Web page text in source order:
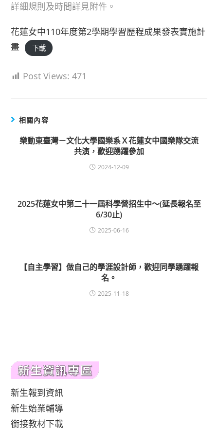
詳細規則及時間詳見附件。
花蓮女中110年度第2學期學習歷程成果發表實施計
畫
下載
Post Views: 471
相關內容
樂動東臺灣－文化大學國樂系Ｘ花蓮女中國樂隊交流
共演，歡迎踴躍參加
2024-12-09
2025花蓮女中第二十一屆科學營招生中～(延長報名至
6/30止)
2025-06-16
【自主學習】做自己的學涯設計師，歡迎同學踴躍報
名。
2025-11-18
新生報到資訊
新生始業輔導
銜接教材下載